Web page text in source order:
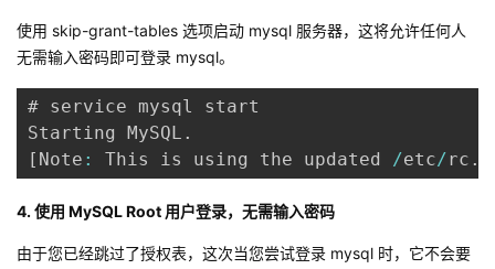
我
的
程
我
认
证
的
实
我
的
的
技
术
持
我
的
云
建
使用 skip-grant-tables 选项启动 mysql 服务器，这将允许任何人
无需输入密码即可登录 mysql。
# service mysql start
Starting MySQL .
[ Note : This is using the updated /etc/rc .
4. 使用 MySQL Root 用户登录，无需输入密码
由于您已经跳过了授权表，这次当您尝试登录 mysql 时，它不会要